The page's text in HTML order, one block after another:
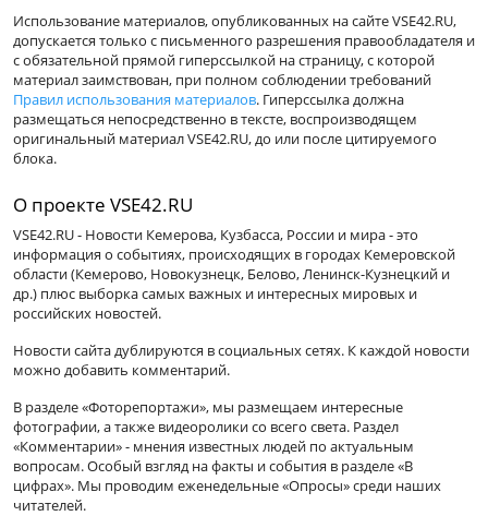
Использование материалов, опубликованных на сайте VSE42.RU,
допускается только с письменного разрешения правообладателя и
с обязательной прямой гиперссылкой на страницу, с которой
материал заимствован, при полном соблюдении требований
Правил использования материалов. Гиперссылка должна
размещаться непосредственно в тексте, воспроизводящем
оригинальный материал VSE42.RU, до или после цитируемого
блока.
О проекте VSE42.RU
VSE42.RU - Новости Кемерова, Кузбасса, России и мира - это
информация о событиях, происходящих в городах Кемеровской
области (Кемерово, Новокузнецк, Белово, Ленинск-Кузнецкий и
др.) плюс выборка самых важных и интересных мировых и
российских новостей.
Новости сайта дублируются в социальных сетях. К каждой новости
можно добавить комментарий.
В разделе «Фоторепортажи», мы размещаем интересные
фотографии, а также видеоролики со всего света. Раздел
«Комментарии» - мнения известных людей по актуальным
вопросам. Особый взгляд на факты и события в разделе «В
цифрах». Мы проводим еженедельные «Опросы» среди наших
читателей.